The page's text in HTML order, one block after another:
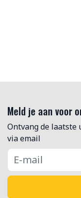
Meld je aan voor
Ontvang de laatste
via email